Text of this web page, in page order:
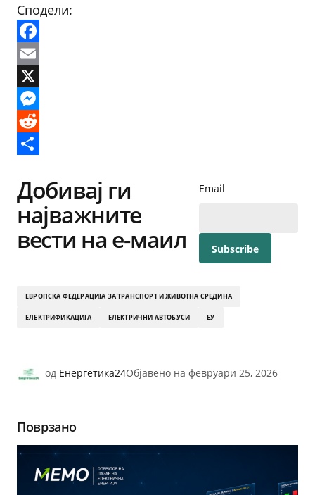
Сподели:
Facebook
Email
X
Messenger
Reddit
Добивај ги
најважните
вести на е-маил
Email
ЕВРОПСКА ФЕДЕРАЦИЈА ЗА ТРАНСПОРТ И ЖИВОТНА СРЕДИНА
ЕЛЕКТРИФИКАЦИЈА ЕЛЕКТРИЧНИ АВТОБУСИ ЕУ
од Енергетика24Објавено на февруари 25, 2026
Поврзано